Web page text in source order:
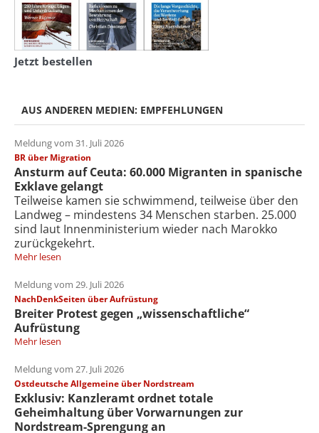
Jetzt bestellen
AUS ANDEREN MEDIEN: EMPFEHLUNGEN
Meldung vom 31. Juli 2026
BR über Migration
Ansturm auf Ceuta: 60.000 Migranten in spanische
Exklave gelangt
Teilweise kamen sie schwimmend, teilweise über den
Landweg – mindestens 34 Menschen starben. 25.000
sind laut Innenministerium wieder nach Marokko
zurückgekehrt.
Mehr lesen
Meldung vom 29. Juli 2026
NachDenkSeiten über Aufrüstung
Breiter Protest gegen „wissenschaftliche“
Aufrüstung
Mehr lesen
Meldung vom 27. Juli 2026
Ostdeutsche Allgemeine über Nordstream
Exklusiv: Kanzleramt ordnet totale
Geheimhaltung über Vorwarnungen zur
Nordstream-Sprengung an